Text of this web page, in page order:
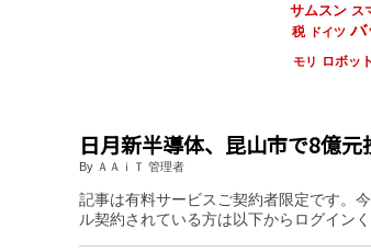
サムスン ス
税
ドイツ バ
モリ ロボット
日月新半導体、昆山市で8億
By ＡＡｉＴ 管理者
記事は有料サービスご契約者限定です。
ル契約されている方は以下からログイン